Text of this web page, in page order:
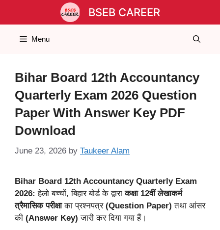
BSEB CAREER
Menu
Bihar Board 12th Accountancy
Quarterly Exam 2026 Question
Paper With Answer Key PDF
Download
June 23, 2026 by Taukeer Alam
Bihar Board 12th Accountancy Quarterly Exam
2026:हेलो बच्चों, बिहार बोर्ड के द्वाराकक्षा 12वीं लेखाकर्म
त्रैमासिक परीक्षाका प्रश्नपत्र(Question Paper)तथा आंसर
की (Answer Key)जारी कर दिया गया हैं।